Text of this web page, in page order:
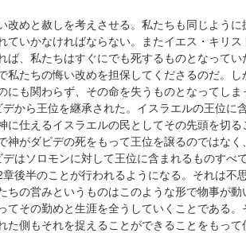
改めと赦しを考えさせる。私たちも同じよう
いかなければならない。またイエス・キリ
ば、私たちはすぐにでも死するものとなって
たちの悔い改めを担保してくださるのだ。
も関わらず、その命を失うものとなってしま
から王位を継承された。イスラエルの王位に
に仕えるイスラエルの民としてその先頭を切
がダビデの死をもって王位を譲るのではな
はソロモンに対して王位に含まれるものすべ
後半のことが行われるようになる。それは不
ちの営みというものはこのような形で物事が
その勤めと生涯を全うしていくことである
側もそれを捉えることができることをもっ